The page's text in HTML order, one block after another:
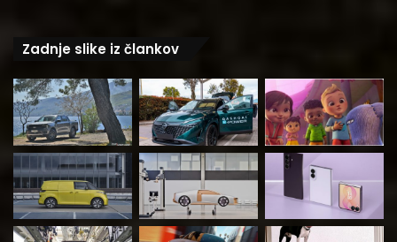
Zadnje slike iz člankov